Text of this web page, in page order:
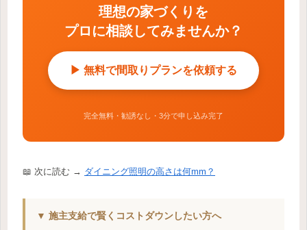
理想の家づくりを
プロに相談してみませんか？
▶ 無料で間取りプランを依頼する
完全無料・勧誘なし・3分で申し込み完了
📖 次に読む → ダイニング照明の高さは何mm？
▼ 施主支給で賢くコストダウンしたい方へ